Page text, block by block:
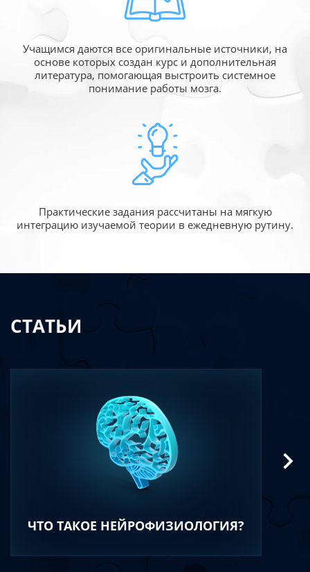
Учащимся даются все оригинальные источники, на
основе которых создан курс и дополнительная
литература, помогающая выстроить системное
понимание работы мозга.
Практические задания рассчитаны на мягкую
интеграцию изучаемой теории в ежедневную рутину.
СТАТЬИ
ЧТО ТАКОЕ НЕЙРОФИЗИОЛОГИЯ?